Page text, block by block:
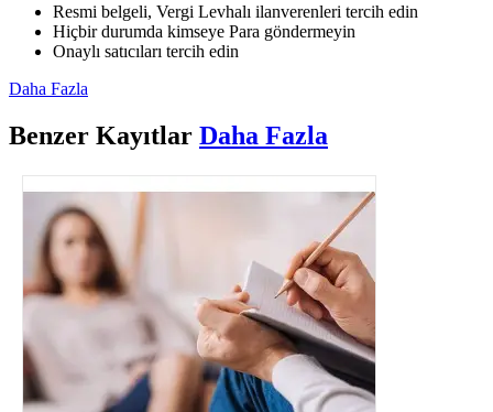
Resmi belgeli, Vergi Levhalı ilanverenleri tercih edin
Hiçbir durumda kimseye Para göndermeyin
Onaylı satıcıları tercih edin
Daha Fazla
Benzer Kayıtlar Daha Fazla